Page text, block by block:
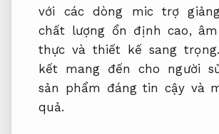
với các dòng mic trợ
chất lượng ổn định cao,
thực và thiết kế sang trọng.
kết mang đến cho người
sản phẩm đáng tin cậy và
quả.